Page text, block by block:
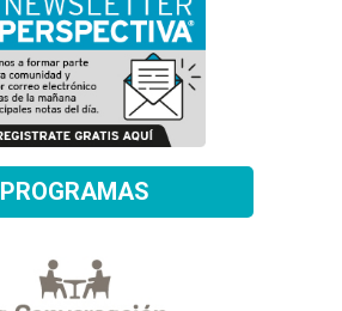
PROGRAMAS